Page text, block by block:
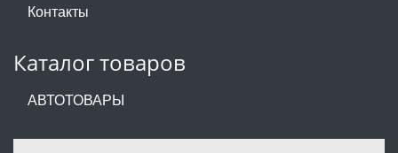
Контакты
Каталог товаров
АВТОТОВАРЫ